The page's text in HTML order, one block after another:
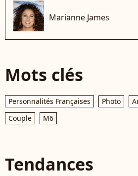
Marianne James
Mots clés
Personnalités Françaises Photo
Couple
M6
Tendances